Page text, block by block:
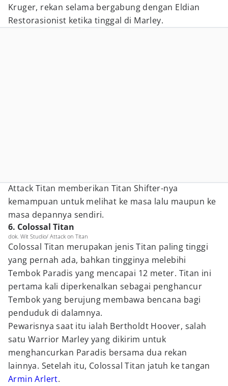
Kruger, rekan selama bergabung dengan Eldian
Restorasionist ketika tinggal di Marley.
Attack Titan memberikan Titan Shifter-nya
kemampuan untuk melihat ke masa lalu maupun ke
masa depannya sendiri.
6. Colossal Titan
dok. Wit Studio/ Attack on Titan
Colossal Titan merupakan jenis Titan paling tinggi
yang pernah ada, bahkan tingginya melebihi
Tembok Paradis yang mencapai 12 meter. Titan ini
pertama kali diperkenalkan sebagai penghancur
Tembok yang berujung membawa bencana bagi
penduduk di dalamnya.
Pewarisnya saat itu ialah Bertholdt Hoover, salah
satu Warrior Marley yang dikirim untuk
menghancurkan Paradis bersama dua rekan
lainnya. Setelah itu, Colossal Titan jatuh ke tangan
Armin Arlert.